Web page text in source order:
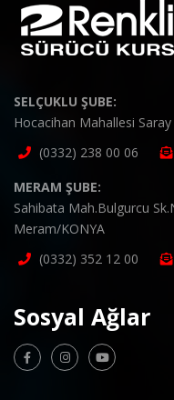
SELÇUKLU ŞUBE:
Hocacihan Mahallesi
(0332) 238 00 06
MERAM ŞUBE:
Sahibata Mah.Bulgurcu
Meram/KONYA
(0332) 352 12 00
Sosyal Ağlar